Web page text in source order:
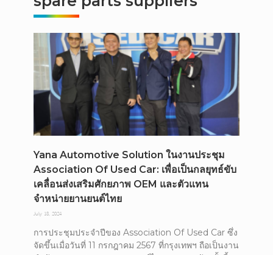
Yana Automotive Solution ในงานประชุม
Association Of Used Car: เพื่อเป็นกลยุทธ์ขับ
เคลื่อนส่งเสริมศักยภาพ OEM และตัวแทน
จำหน่ายยานยนต์ไทย
July 18, 2024
การประชุมประจำปีของ Association Of Used Car ซึ่ง
จัดขึ้นเมื่อวันที่ 11 กรกฎาคม 2567 ที่กรุงเทพฯ ถือเป็นงาน